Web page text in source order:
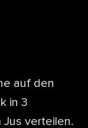
auf den
in 3
Jus verteilen.